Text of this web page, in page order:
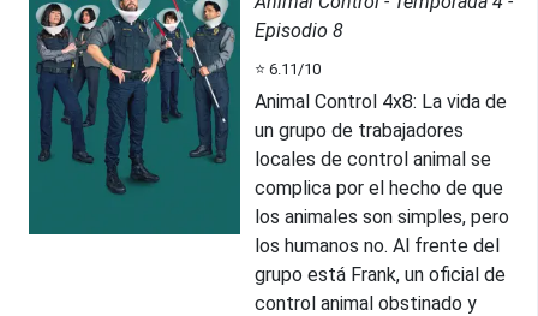
Episodio 8
⭐ 6.11 /10
Animal Control 4x8: La vida de
un grupo de trabajadores
locales de control animal se
complica por el hecho de que
los animales son simples, pero
los humanos no. Al frente del
grupo está Frank, un oficial de
control animal obstinado y